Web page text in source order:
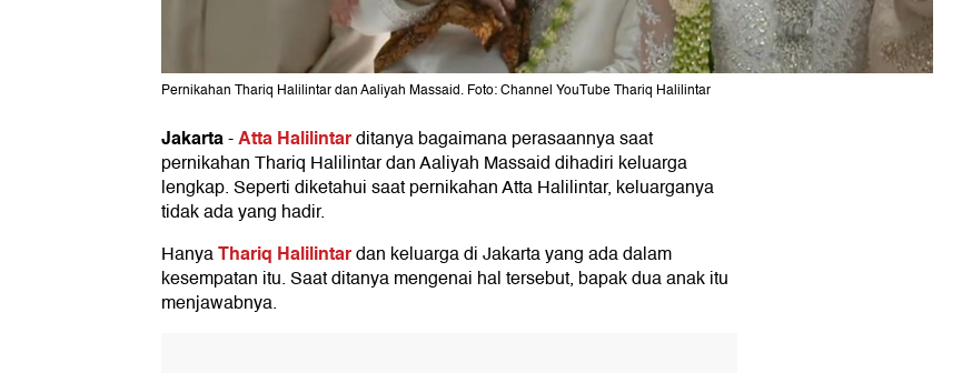
Pernikahan Thariq Halilintar dan Aaliyah Massaid. Foto: Channel YouTube Thariq Halilintar
Jakarta-Atta Halilintarditanya bagaimana perasaannya saat
pernikahan Thariq Halilintar dan Aaliyah Massaid dihadiri keluarga
lengkap. Seperti diketahui saat pernikahan Atta Halilintar, keluarganya
tidak ada yang hadir.
HanyaThariq Halilintardan keluarga di Jakarta yang ada dalam
kesempatan itu. Saat ditanya mengenai hal tersebut, bapak dua anak itu
menjawabnya.